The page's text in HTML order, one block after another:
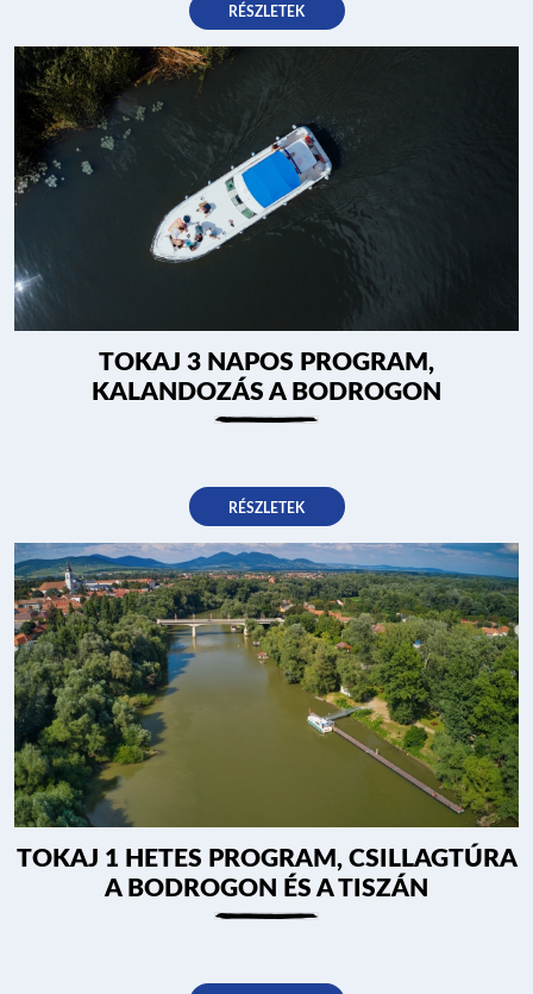
HAJÓK
KIKÖTŐK
ÚTVONALAK
KÉRDÉSEK
RÉSZLETEK
TOKAJ 3 NAPOS PROGRAM,
KALANDOZÁS A BODROGON
RÉSZLETEK
TOKAJ 1 HETES PROGRAM, CSILLAGTÚRA
A BODROGON ÉS A TISZÁN